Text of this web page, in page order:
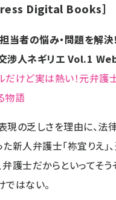
Digital Books］
当者の悩み・問題を解決！
渉人ネギリエ Vol.1
だけど実は熱い！元弁
物語
現の乏しさを理由に、法
た新人弁護士「祢宜りえ」
弁護士だからといってそ
ではない。